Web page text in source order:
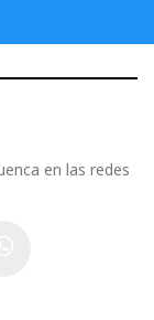
en las redes